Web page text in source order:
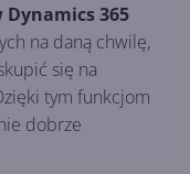
Dynamics 365
na daną chwilę,
się na
tym funkcjom
dobrze